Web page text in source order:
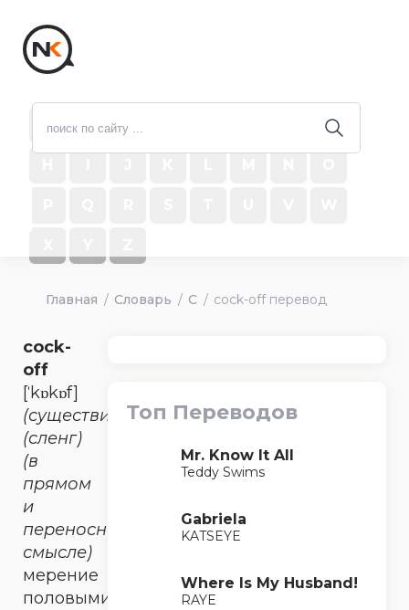
# A B G
Главная Словарь C cock-off перевод
cock-
off
[ˈkɒkɒf]
(существительное)
(сленг)
(в
прямом
и
переносном
смысле)
мерение
половыми
Топ Переводов
Mr. Know It All
Teddy Swims
Gabriela
KATSEYE
Where Is My Husband!
RAYE